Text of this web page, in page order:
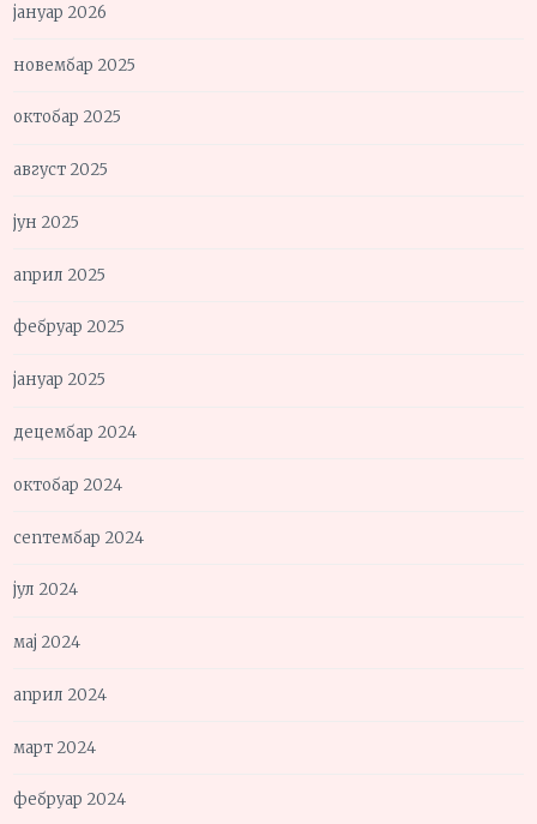
јануар 2026
новембар 2025
октобар 2025
август 2025
јун 2025
април 2025
фебруар 2025
јануар 2025
децембар 2024
октобар 2024
септембар 2024
јул 2024
мај 2024
април 2024
март 2024
фебруар 2024